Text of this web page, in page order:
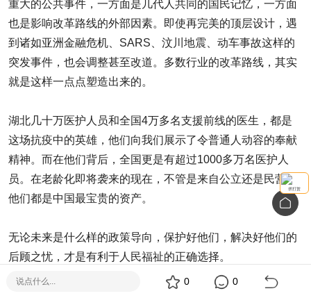
重大的公共事件，一方面是几代人共同的国民记忆，一方面
也是影响改革路线的外部因素。即使再完美的顶层设计，遇
到诸如亚洲金融危机、SARS、汶川地震、动车事故这样的
突发事件，也会调整甚至改道。多数行业的改革路线，其实
就是这样一点点塑造出来的。
湖北几十万医护人员和全国4万多名支援前线的医生，都是
这场抗疫中的英雄，他们向我们展示了令普通人动容的奉献
精神。而在他们背后，全国更是有超过1000多万名医护人
员。在老龄化即将袭来的现在，不管是来自公立还是民营，
他们都是中国最宝贵的资产。
无论未来是什么样的政策导向，保护好他们，解决好他们的
后顾之忧，才是有利于人民福祉的正确选择。
0 0
求打赏